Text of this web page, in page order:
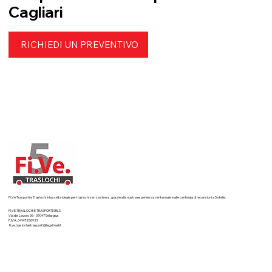
Cagliari
RICHIEDI UN PREVENTIVO
Fi.Ve Trasporti e Traslochi è la scelta ideale per traslochi senza stress, grazie alla nostra esperienza ventennale e alle centinaia di recensioni a 5 stelle.
FI.VE.TRASLOCHI E TRASPORTI SRLS
Via del Lavoro 36 - 09047 Selargius
P.IVA: 04147850921
fi.ve.traslochietrasporti@legalmail.it